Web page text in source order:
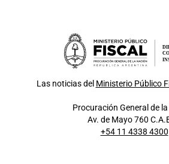
Las noticias del Ministerio Público
Procuración General de
Av. de Mayo 760
+54 11 4338 4300